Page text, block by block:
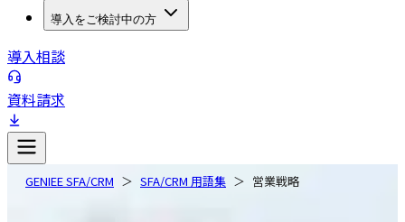
導入をご検討中の方
導入相談
資料請求
GENIEE SFA/CRM SFA/CRM 用語集 営業戦略